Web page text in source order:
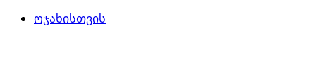
ოჯახისთვის